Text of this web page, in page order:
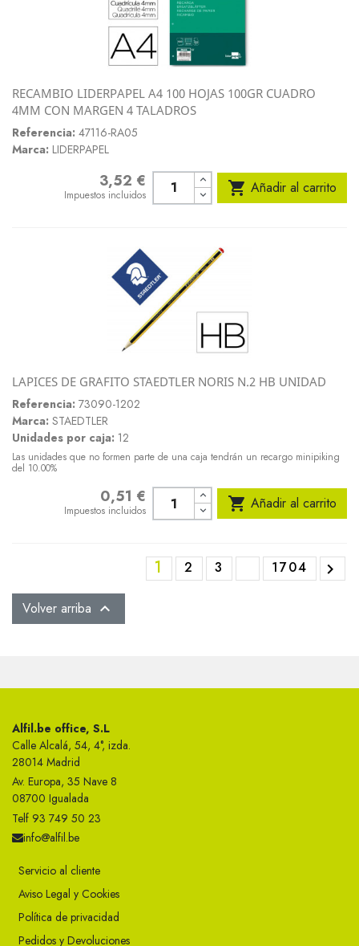
RECAMBIO LIDERPAPEL A4 100 HOJAS 100GR CUADRO
4MM CON MARGEN 4 TALADROS
Referencia: 47116-RA05
Marca: LIDERPAPEL
3,52 €
Impuestos incluidos  Añadir al carrito
LAPICES DE GRAFITO STAEDTLER NORIS N.2 HB UNIDAD
Referencia: 73090-1202
Marca: STAEDTLER
Unidades por caja: 12
Las unidades que no formen parte de una caja tendrán un recargo minipiking
del 10.00%
0,51 €
Impuestos incluidos  Añadir al carrito
1 2 3 1704 
Volver arriba 
Alfil.be office, S.L
Calle Alcalá, 54, 4°, izda.
28014 Madrid
Av. Europa, 35 Nave 8
08700 Igualada
Telf 93 749 50 23
info@alfil.be
Servicio al cliente
Aviso Legal y Cookies
Política de privacidad
Pedidos y Devoluciones